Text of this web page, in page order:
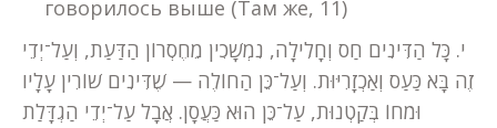
говорилось выше (Там же, 11)
י. כָּל הַדִּינִים חַס וְחָלִילָה, נִמְשָׁכִין מֵחֶסְרוֹן הַדַּעַת, וְעַל־יְדֵי
זֶה בָּא כַּעַס וְאַכְזָרִיּוּת. וְעַל־כֵּן הַחוֹלֶה — שֶׁדִּינִים שׁוֹרִין עָלָיו
וּמֹחוֹ בְּקַטְנוּת, עַל־כֵּן הוּא כַּעֲסָן. אֲבָל עַל־יְדֵי הַגְדָּלַת